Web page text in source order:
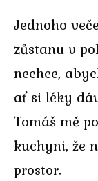
Jednoho
zůstanu v
nechce,
ať si léky
Tomáš mě
kuchyni, že
prostor.